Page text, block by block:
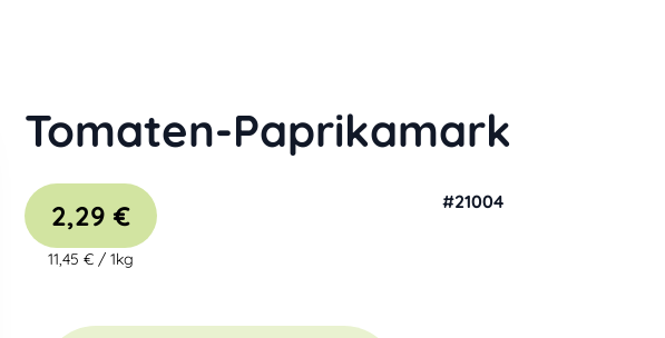
Tomaten-Paprikamark
#21004
2,29 €
11,45 € /1kg